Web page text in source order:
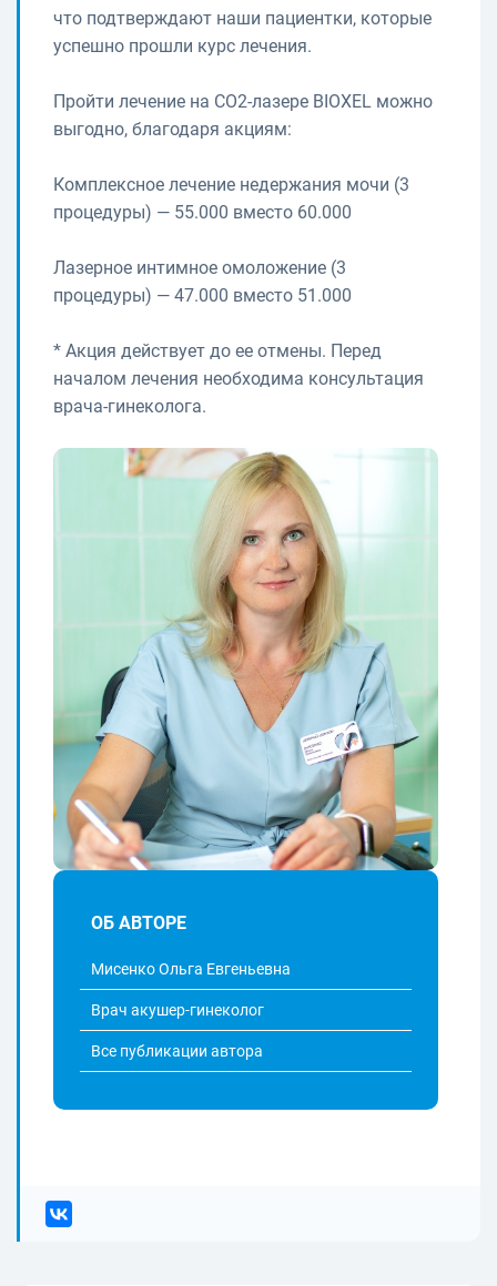
что подтверждают наши пациентки, которые
успешно прошли курс лечения.
Пройти лечение на СО2-лазере BIOXEL можно
выгодно, благодаря акциям:
Комплексное лечение недержания мочи (3
процедуры) — 55.000 вместо 60.000
Лазерное интимное омоложение (3
процедуры) — 47.000 вместо 51.000
* Акция действует до ее отмены. Перед
началом лечения необходима консультация
врача-гинеколога.
ОБ АВТОРЕ
Мисенко Ольга Евгеньевна
Врач акушер-гинеколог
Все публикации автора